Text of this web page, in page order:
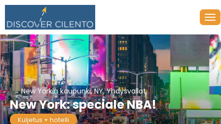
New Yorkin kaupunki, NY, Yhdysvallat
New York: speciale NBA!
Kuljetus + hotelli